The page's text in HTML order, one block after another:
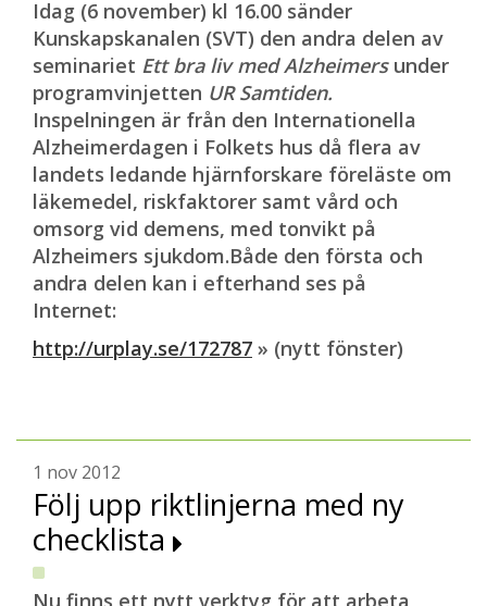
Idag (6 november) kl 16.00 sänder
Kunskapskanalen (SVT) den andra delen av
seminariet Ett bra liv med Alzheimers under
programvinjetten UR Samtiden.
Inspelningen är från den Internationella
Alzheimerdagen i Folkets hus då flera av
landets ledande hjärnforskare föreläste om
läkemedel, riskfaktorer samt vård och
omsorg vid demens, med tonvikt på
Alzheimers sjukdom.Både den första och
andra delen kan i efterhand ses på
Internet:
http://urplay.se/172787 » (nytt fönster)
1 nov 2012
Följ upp riktlinjerna med ny
checklista
Nu finns ett nytt verktyg för att arbeta